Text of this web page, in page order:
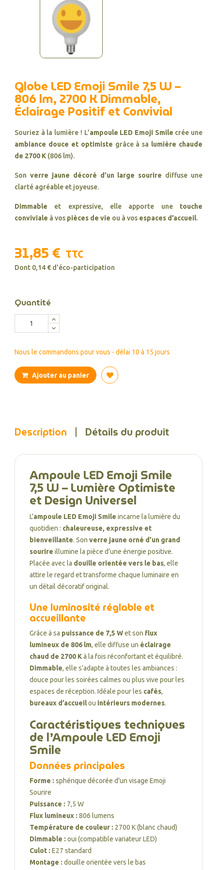
Globe LED Emoji Smile 7,5 W –
806 lm, 2700 K Dimmable,
Éclairage Positif et Convivial
Souriez à la lumière ! L’ampoule LED Emoji Smile crée une
ambiance douce et optimiste grâce à sa lumière chaude
de 2700 K (806 lm).
Son verre jaune décoré d’un large sourire diffuse une
clarté agréable et joyeuse.
Dimmable et expressive, elle apporte une touche
conviviale à vos pièces de vie ou à vos espaces d’accueil.
31,85 € TTC
Dont 0,14 € d'éco-participation
Quantité
Nous le commandons pour vous - délai 10 à 15 jours
Ajouter au panier
Description Détails du produit
Ampoule LED Emoji Smile
7,5 W – Lumière Optimiste
et Design Universel
L’ampoule LED Emoji Smile incarne la lumière du
quotidien : chaleureuse, expressive et
bienveillante. Son verre jaune orné d’un grand
sourire illumine la pièce d’une énergie positive.
Placée avec la douille orientée vers le bas, elle
attire le regard et transforme chaque luminaire en
un détail décoratif original.
Une luminosité réglable et
accueillante
Grâce à sa puissance de 7,5 Wet son flux
lumineux de 806 lm, elle diffuse un éclairage
chaud de 2700 Kà la fois réconfortant et équilibré.
Dimmable, elle s’adapte à toutes les ambiances :
douce pour les soirées calmes ou plus vive pour les
espaces de réception. Idéale pour les cafés,
bureaux d’accueilou intérieurs modernes.
Caractéristiques techniques
de l’Ampoule LED Emoji
Smile
Données principales
Forme : sphérique décorée d’un visage Emoji
Sourire
Puissance : 7,5 W
Flux lumineux : 806 lumens
Température de couleur : 2700 K (blanc chaud)
Dimmable : oui (compatible variateur LED)
Culot : E27 standard
Montage : douille orientée vers le bas